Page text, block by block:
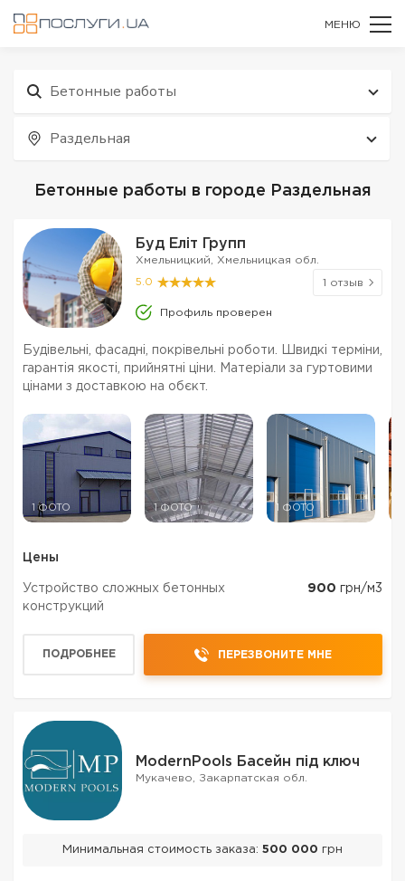
МЕНЮ
Бетонные работы
Раздельная
Бетонные работы в городе Раздельная
Буд Еліт Групп
Хмельницкий, Хмельницкая обл.
5.0 1 отзыв
Профиль проверен
Будівельні, фасадні, покрівельні роботи. Швидкі терміни,
гарантія якості, прийнятні ціни. Матеріали за гуртовими
цінами з доставкою на обєкт.
1 ФОТО 1 ФОТО 1 ФОТО
Цены
Устройство сложных бетонных
конструкций
900 грн/м3
ПОДРОБНЕЕ ПЕРЕЗВОНИТЕ МНЕ
ModernPools Басейн під ключ
Мукачево, Закарпатская обл.
Минимальная стоимость заказа: 500 000 грн